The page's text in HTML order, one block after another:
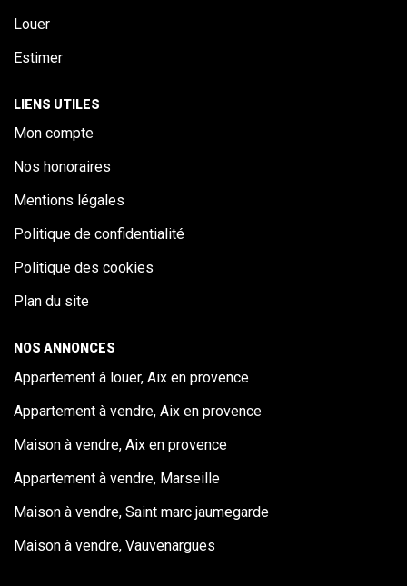
Louer
Estimer
LIENS UTILES
Mon compte
Nos honoraires
Mentions légales
Politique de confidentialité
Politique des cookies
Plan du site
NOS ANNONCES
Appartement à louer, Aix en provence
Appartement à vendre, Aix en provence
Maison à vendre, Aix en provence
Appartement à vendre, Marseille
Maison à vendre, Saint marc jaumegarde
Maison à vendre, Vauvenargues